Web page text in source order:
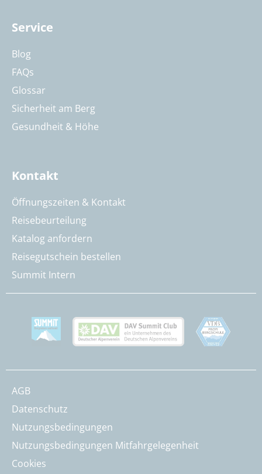
Service
Blog
FAQs
Glossar
Sicherheit am Berg
Gesundheit & Höhe
Kontakt
Öffnungszeiten & Kontakt
Reisebeurteilung
Katalog anfordern
Reisegutschein bestellen
Summit Intern
AGB
Datenschutz
Nutzungsbedingungen
Nutzungsbedingungen Mitfahrgelegenheit
Cookies